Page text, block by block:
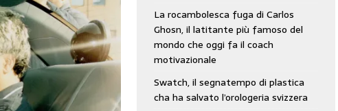
La rocambolesca fuga di Carlos
Ghosn, il latitante più famoso del
mondo che oggi fa il coach
motivazionale
Swatch, il segnatempo di plastica
cha ha salvato l’orologeria svizzera